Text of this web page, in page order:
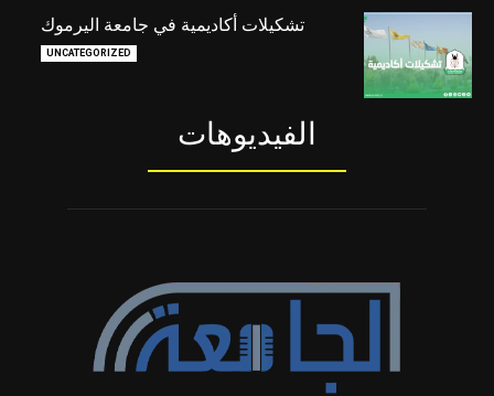
تشكيلات أكاديمية في جامعة اليرموك
UNCATEGORIZED
الفيديوهات